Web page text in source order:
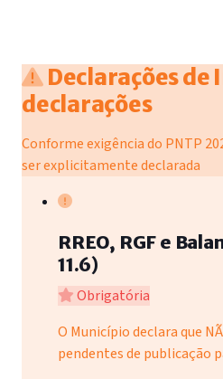
Declarações de
declarações
Conforme exigência do PNTP
ser explicitamente declarada
RREO, RGF e
11.6)
Obrigatória
O Município declara que
pendentes de publicação